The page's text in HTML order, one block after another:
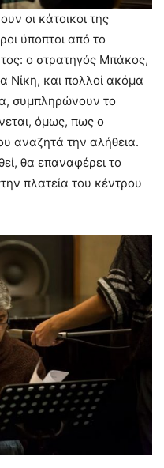
οι κάτοικοι της
ύποπτοι από το
ο στρατηγός Μπάκος,
Νίκη, και πολλοί ακόμα
συμπληρώνουν το
όμως, πως ο
αναζητά την αλήθεια.
θα επαναφέρει το
πλατεία του κέντρου